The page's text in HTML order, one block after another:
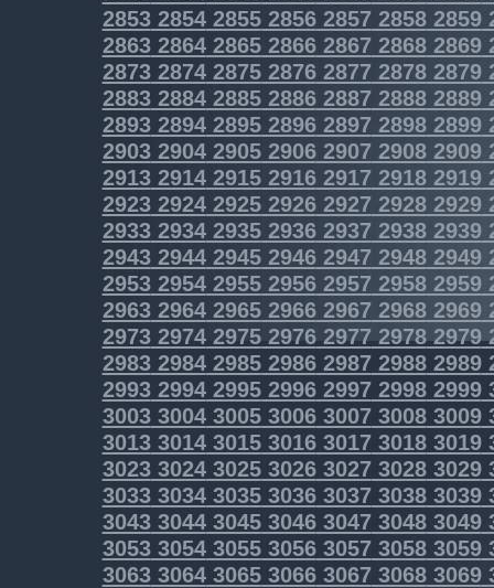
28532854285528562857 28582859
28632864286528662867 28682869
28732874287528762877 28782879
2883288428852886288728882889
2893289428952896289728982899
2903290429052906290729082909
29132914291529162917 29182919
29232924292529262927 29282929
29332934293529362937 29382939
29432944294529462947 29482949
29532954295529562957 29582959
29632964296529662967 29682969
2973297429752976297729782979
2983298429852986298729882989
2993299429952996299729982999
3003300430053006300730083009
3013301430153016301730183019
3023302430253026302730283029
3033303430353036303730383039
3043304430453046304730483049
3053305430553056305730583059
3063306430653066306730683069